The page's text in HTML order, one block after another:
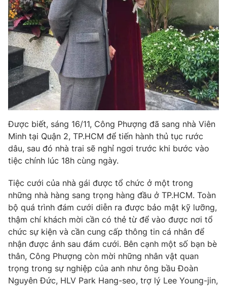
Photo Infographic
Video Shorts video
VTV Money VTV Thể thao
VTV Sức khoẻ Bất động sản
Thị trường 24h Tấm lòng Việt
VTV4 Vươn mình bằng AI
VTV9 VTV8
Liên hệ tòa soạn English
THỜI BÁO VTV
Được biết, sáng 16/11, Công Phượng đã sang nhà Viên
Minh tại Quận 2, TP.HCM để tiến hành thủ tục rước
dâu, sau đó nhà trai sẽ nghỉ ngơi trước khi bước vào
tiệc chính lúc 18h cùng ngày.
Tiệc cưới của nhà gái được tổ chức ở một trong
những nhà hàng sang trọng hàng đầu ở TP.HCM. Toàn
bộ quá trình đám cưới diễn ra được bảo mật kỹ lưỡng,
thậm chí khách mời cần có thẻ từ để vào được nơi tổ
chức sự kiện và cần cung cấp thông tin cá nhân để
nhận được ảnh sau đám cưới. Bên cạnh một số bạn bè
thân, Công Phượng còn mời những nhân vật quan
trọng trong sự nghiệp của anh như ông bầu Đoàn
Nguyên Đức, HLV Park Hang-seo, trợ lý Lee Young-jin,